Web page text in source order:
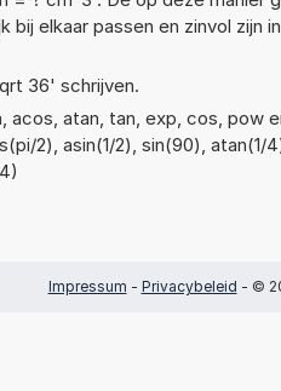
bij elkaar passen en zinvol zijn
36' schrijven.
acos, atan, tan, exp, cos, pow
2), asin(1/2), sin(90), atan(1/
Impressum - Privacybeleid - ©